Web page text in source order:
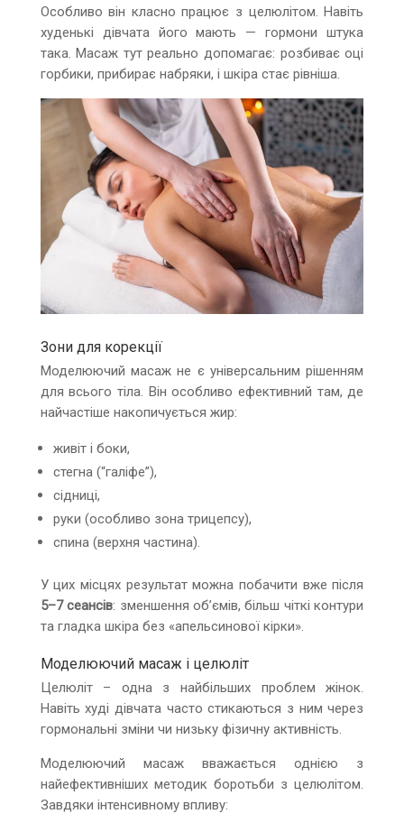
Особливо він класно працює з целюлітом. Навіть
худенькі дівчата його мають — гормони штука
така. Масаж тут реально допомагає: розбиває оці
горбики, прибирає набряки, і шкіра стає рівніша.
Зони для корекції
Моделюючий масаж не є універсальним рішенням
для всього тіла. Він особливо ефективний там, де
найчастіше накопичується жир:
живіт і боки,
стегна (“галіфе”),
сідниці,
руки (особливо зона трицепсу),
спина (верхня частина).
У цих місцях результат можна побачити вже після
5–7 сеансів: зменшення об’ємів, більш чіткі контури
та гладка шкіра без «апельсинової кірки».
Моделюючий масаж і целюліт
Целюліт – одна з найбільших проблем жінок.
Навіть худі дівчата часто стикаються з ним через
гормональні зміни чи низьку фізичну активність.
Моделюючий масаж вважається однією з
найефективніших методик боротьби з целюлітом.
Завдяки інтенсивному впливу: